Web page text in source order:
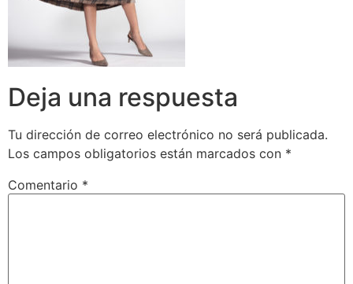
Deja una respuesta
Tu dirección de correo electrónico no será publicada.
Los campos obligatorios están marcados con *
Comentario *